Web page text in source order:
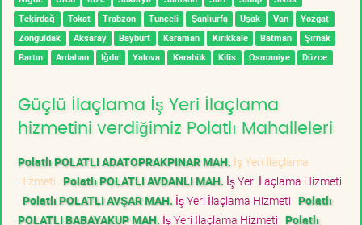
Tekirdağ
Tokat Trabzon Tunceli Şanlıurfa Uşak Van
Yozgat
Zonguldak
Aksaray Bayburt Karaman Kırıkkale Batman
Şırnak
Bartın
Ardahan Iğdır Yalova Karabük Kilis Osmaniye Düzce
Güçlü İlaçlama İş Yeri İlaçlama
hizmetini verdiğimiz Polatlı Mahalleleri
Polatlı POLATLI ADATOPRAKPINAR MAH. İş Yeri İlaçlama
Hizmeti Polatlı POLATLI AVDANLI MAH. İş Yeri İlaçlama Hizmeti
Polatlı POLATLI AVŞAR MAH. İş Yeri İlaçlama Hizmeti Polatlı
POLATLI BABAYAKUP MAH. İş Yeri İlaçlama Hizmeti Polatlı